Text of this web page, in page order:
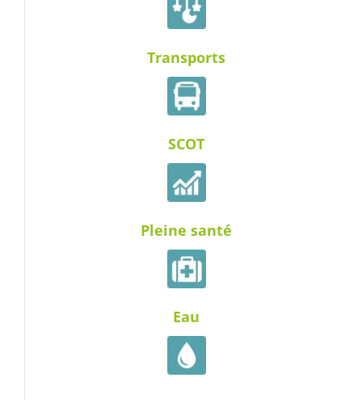
Transports
SCOT
Pleine santé
Eau